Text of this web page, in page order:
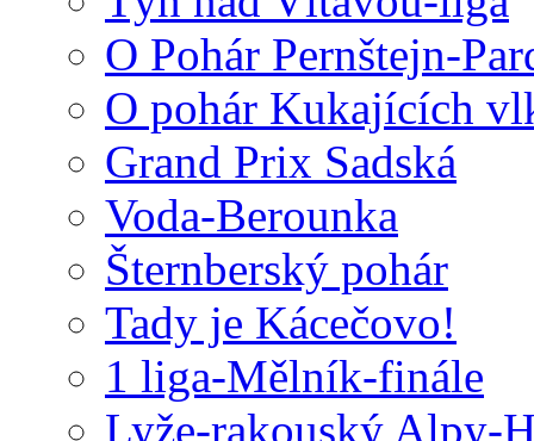
O Pohár Pernštejn-
O pohár Kukajících
Grand Prix Sadská
Voda-Berounka
Šternberský pohár
Tady je Kácečovo!
1 liga-Mělník-finále
Lyže-rakouský Alpy-